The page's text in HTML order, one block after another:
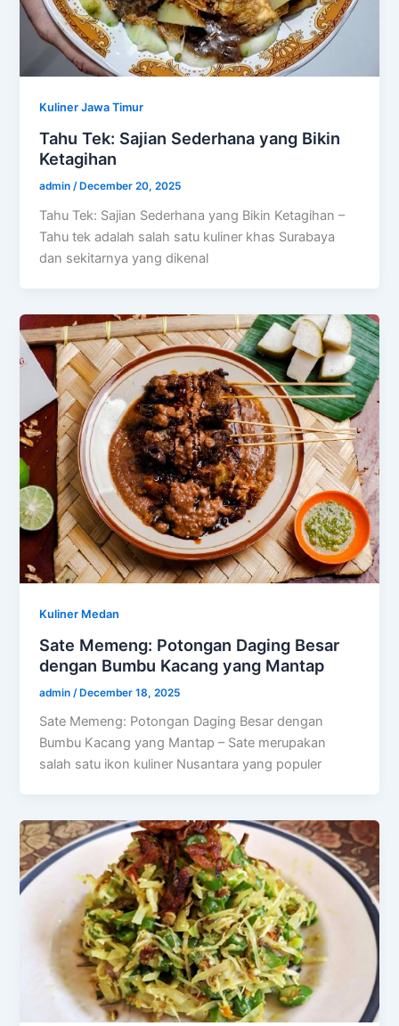
Kuliner Jawa Timur
Tahu Tek: Sajian Sederhana yang Bikin
Ketagihan
admin /December 20, 2025
Tahu Tek: Sajian Sederhana yang Bikin Ketagihan –
Tahu tek adalah salah satu kuliner khas Surabaya
dan sekitarnya yang dikenal
Kuliner Medan
Sate Memeng: Potongan Daging Besar
dengan Bumbu Kacang yang Mantap
admin /December 18, 2025
Sate Memeng: Potongan Daging Besar dengan
Bumbu Kacang yang Mantap – Sate merupakan
salah satu ikon kuliner Nusantara yang populer